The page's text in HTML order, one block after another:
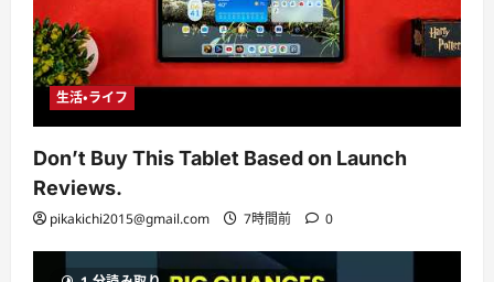
生活・ライフ
Don’t Buy This Tablet Based on Launch
Reviews.
pikakichi2015@gmail.com 7時間前 0